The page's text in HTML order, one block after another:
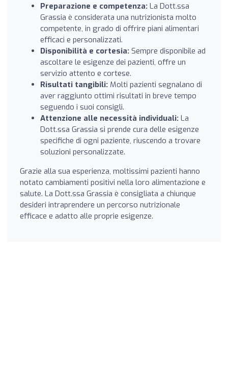
Preparazione e competenza: La Dott.ssa
Grassia è considerata una nutrizionista molto
competente, in grado di offrire piani alimentari
efficaci e personalizzati.
Disponibilità e cortesia: Sempre disponibile ad
ascoltare le esigenze dei pazienti, offre un
servizio attento e cortese.
Risultati tangibili: Molti pazienti segnalano di
aver raggiunto ottimi risultati in breve tempo
seguendo i suoi consigli.
Attenzione alle necessità individuali: La
Dott.ssa Grassia si prende cura delle esigenze
specifiche di ogni paziente, riuscendo a trovare
soluzioni personalizzate.
Grazie alla sua esperienza, moltissimi pazienti hanno
notato cambiamenti positivi nella loro alimentazione e
salute. La Dott.ssa Grassia è consigliata a chiunque
desideri intraprendere un percorso nutrizionale
efficace e adatto alle proprie esigenze.